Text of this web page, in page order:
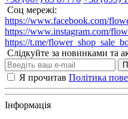
Соц мережі:
https://www.facebook.com/
https://www.instagram.com/
https://t.me/
Слідкуйте за новинками та
Я прочитав Політика
Інформація